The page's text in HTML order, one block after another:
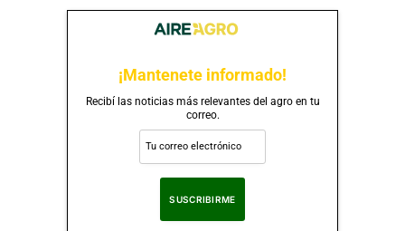
¡Mantenete informado!
Recibí las noticias más relevantes del agro en tu
correo.